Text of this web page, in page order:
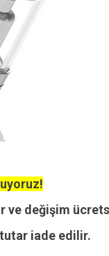
ve değişim
iade edilir.